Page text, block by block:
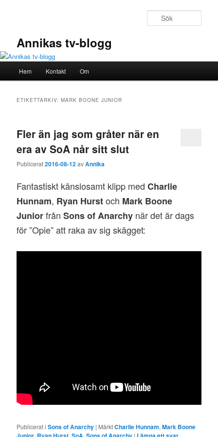
Annikas tv-blogg
Hem Kontakt Om
ETIKETTARKIV:MARK BOONE JUNIOR
Fler än jag som gråter när en
era av SoA når sitt slut
Publicerat2016-08-12avAnnika
Fantastiskt känslosamt klipp medCharlie
Hunnam, Ryan Hurstoch Mark Boone
Juniorfrån Sons of Anarchy när det är dags
för ”Opie” att raka av sig skägget:
Publicerat i Sons of Anarchy | MärktCharlie Hunnam,Mark Boone
, , |